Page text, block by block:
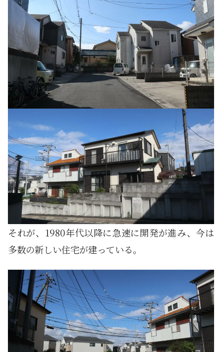
それが、1980年代以降に急速に開発が進み、今は
多数の新しい住宅が建っている。